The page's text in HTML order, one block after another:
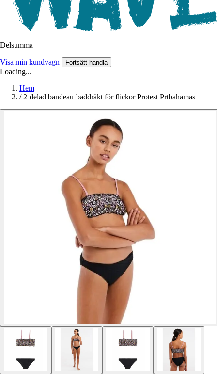
Delsumma
Visa min kundvagn Fortsätt handla
Loading...
Hem
/ 2-delad bandeau-baddräkt för flickor Protest Prtbahamas